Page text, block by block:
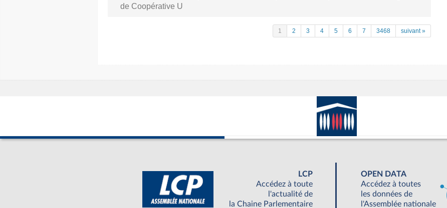
de Coopérative U
1 2 3 4 5 6 7 3468 suivant »
LCP
Accédez à toute
l'actualité de
la Chaine Parlementaire
OPEN DATA
Accédez à toutes
les données de
l'Assemblée nationale